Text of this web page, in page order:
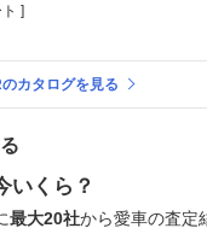
]
カタログを見る
いくら？
最大20社から愛車の査定